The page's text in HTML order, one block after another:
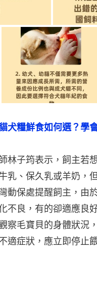
犬糧鮮食如何選？學
林子筠表示，飼主若
乳、保久乳或羊奶，
動保處提醒飼主，由
不良，有的卻適應良
察毛寶貝的身體狀況
適症狀，應立即停止